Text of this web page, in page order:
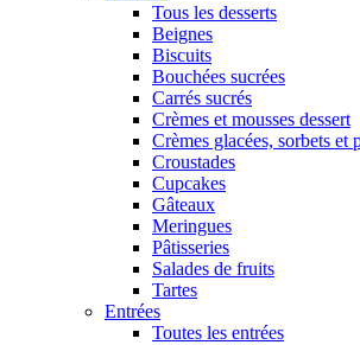
Tous les desserts
Beignes
Biscuits
Bouchées sucrées
Carrés sucrés
Crèmes et mousses dessert
Crèmes glacées, sorbets et
Croustades
Cupcakes
Gâteaux
Meringues
Pâtisseries
Salades de fruits
Tartes
Entrées
Toutes les entrées